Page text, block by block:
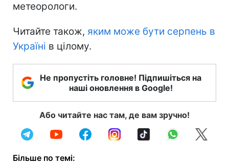
метеорологи.
Читайте також, яким може бути серпень в
Україні в цілому.
Не пропустіть головне! Підпишіться на
наші оновлення в Google!
Або читайте нас там, де вам зручно!
Більше по темі: